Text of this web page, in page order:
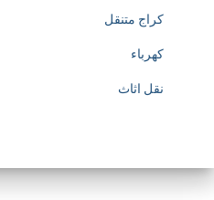
كراج متنقل
كهرباء
نقل اثاث